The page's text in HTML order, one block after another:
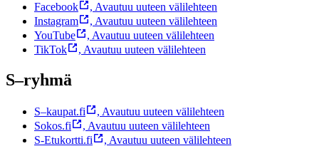
Facebook
, Avautuu uuteen välilehteen
Instagram
, Avautuu uuteen välilehteen
YouTube
, Avautuu uuteen välilehteen
TikTok
, Avautuu uuteen välilehteen
S–ryhmä
S–kaupat.fi , Avautuu uuteen välilehteen
Sokos.fi
, Avautuu uuteen välilehteen
S-Etukortti.fi
, Avautuu uuteen välilehteen